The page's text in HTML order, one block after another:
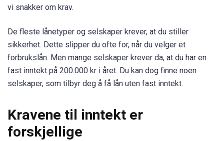
vi snakker om krav.
De fleste lånetyper og selskaper krever, at du stiller
sikkerhet. Dette slipper du ofte for, når du velger et
forbrukslån. Men mange selskaper krever da, at du har en
fast inntekt på 200.000 kr i året. Du kan dog finne noen
selskaper, som tilbyr deg å få lån uten fast inntekt.
Kravene til inntekt er
forskjellige